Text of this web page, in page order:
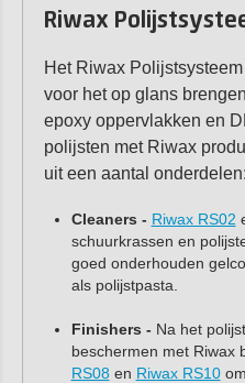
Riwax
Het Riwax
voor het op glans
epoxy oppervlakken en
polijsten met Riwax
uit een aantal onderdelen:
Cleaners - Riwax RS02
schuurkrassen en
goed onderhouden
als polijstpasta.
Finishers - Na het
beschermen met Riwax
RS08 en Riwax RS10